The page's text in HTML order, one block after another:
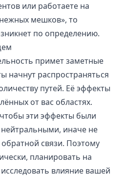
или работаете на
мешков», то
по определению.
примет заметные
начнут распространяться
путей. Её эффекты
от вас областях.
эти эффекты были
иначе не
связи. Поэтому
планировать на
влияние вашей